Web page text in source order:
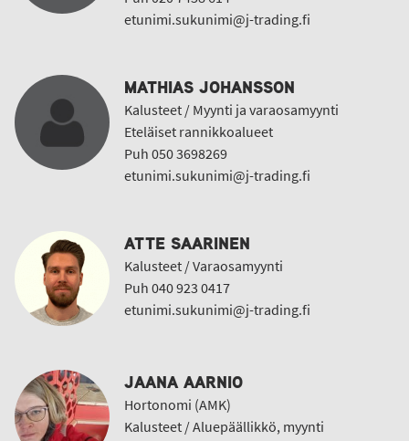
etunimi.sukunimi@j-trading.fi
MATHIAS JOHANSSON
Kalusteet / Myynti ja varaosamyynti
Eteläiset rannikkoalueet
Puh 050 3698269
etunimi.sukunimi@j-trading.fi
ATTE SAARINEN
Kalusteet / Varaosamyynti
Puh 040 923 0417
etunimi.sukunimi@j-trading.fi
JAANA AARNIO
Hortonomi (AMK)
Kalusteet / Aluepäällikkö, myynti